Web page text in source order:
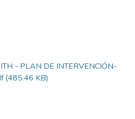
- PLAN DE INTERVENCIÓN-
(485.46 KB)